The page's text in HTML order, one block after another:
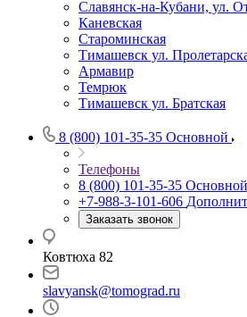
Славянск-на-Кубани, ул.
Каневская
Староминская
Тимашевск ул.
Армавир
Темрюк
Тимашевск ул. Братская
8 (800) 101-35-35 Основной
Телефоны
8 (800) 101-35-35 Основной
+7-988-3-101-606
Заказать звонок
Ковтюха 82
slavyansk@tomograd.ru